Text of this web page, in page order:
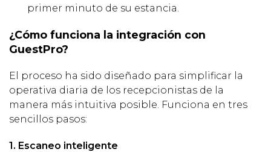
primer minuto de su estancia.
¿Cómo funciona la integración con
GuestPro?
El proceso ha sido diseñado para simplificar la
operativa diaria de los recepcionistas de la
manera más intuitiva posible. Funciona en tres
sencillos pasos:
1. Escaneo inteligente